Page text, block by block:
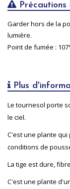
Garder hors de la
lumière.
Point de fumée :
Plus
Le tournesol porte
le ciel.
C'est une plante
conditions de
La tige est dure,
C'est une plante